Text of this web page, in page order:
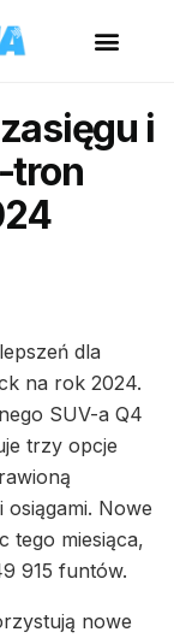
i
tron
dla
na rok 2024.
SUV-a Q4
trzy opcje
Nowe
tego miesiąca,
915 funtów.
nowe